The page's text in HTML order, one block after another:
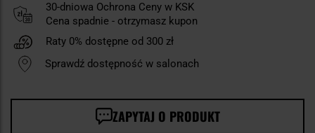
30-dniowa Ochrona Ceny w KSK
Cena spadnie - otrzymasz kupon
Raty 0% dostępne od 300 zł
Sprawdź dostępność w salonach
ZAPYTAJ O PRODUKT